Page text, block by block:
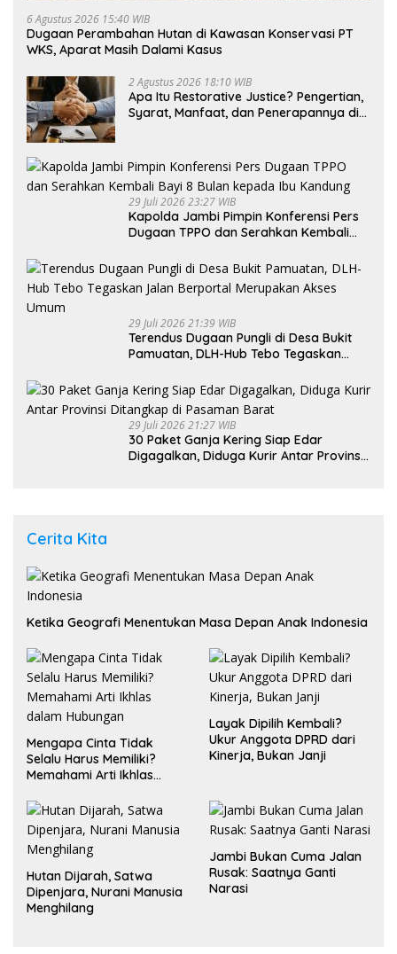
6 Agustus 2026 15:40 WIB
Dugaan Perambahan Hutan di Kawasan Konservasi PT
WKS, Aparat Masih Dalami Kasus
2 Agustus 2026 18:10 WIB
Apa Itu Restorative Justice? Pengertian,
Syarat, Manfaat, dan Penerapannya di
29 Juli 2026 23:27 WIB
Kapolda Jambi Pimpin Konferensi Pers
Dugaan TPPO dan Serahkan Kembali
29 Juli 2026 21:39 WIB
Terendus Dugaan Pungli di Desa Bukit
Pamuatan, DLH-Hub Tebo Tegaskan
Umum
29 Juli 2026 21:27 WIB
30 Paket Ganja Kering Siap Edar
Digagalkan, Diduga Kurir Antar Provinsi
Cerita Kita
Ketika Geografi Menentukan Masa Depan Anak Indonesia
Mengapa Cinta Tidak
Selalu Harus Memiliki?
Memahami Arti Ikhlas
Layak Dipilih Kembali?
Ukur Anggota DPRD dari
Kinerja, Bukan Janji
Hutan Dijarah, Satwa
Dipenjara, Nurani Manusia
Menghilang
Jambi Bukan Cuma Jalan
Rusak: Saatnya Ganti
Narasi